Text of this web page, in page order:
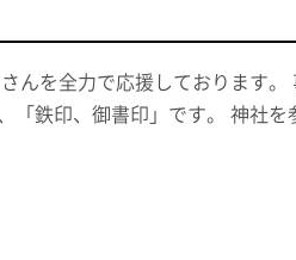
んを全力で応援しております
鉄印、御書印」です。 神社